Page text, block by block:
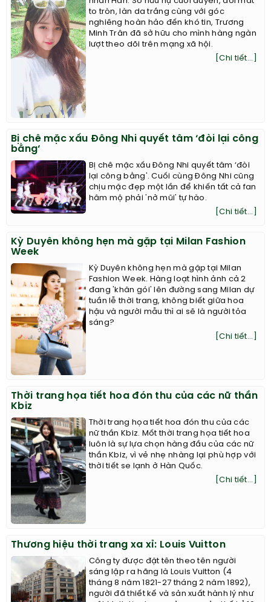
to tròn, làn da trắng cùng với góc
nghiêng hoàn hảo đến khó tin, Trương
Minh Trân đã sở hữu cho mình hàng ngàn
lượt theo dõi trên mạng xã hội.
[Chi tiết...]
Bị chê mặc xấu Đông Nhi quyết tâm ‘đòi lại công
bằng‘
Bị chê mặc xấu Đông Nhi quyết tâm ‘đòi
lại công bằng'. Cuối cùng Đông Nhi cũng
chịu mặc đẹp một lần để khiến tất cả fan
hâm mộ phải 'nở mũi' tự hào.
[Chi tiết...]
Kỳ Duyên không hẹn mà gặp tại Milan Fashion
Week
Kỳ Duyên không hẹn mà gặp tại Milan
Fashion Week. Hàng loạt hình ảnh cả 2
đang 'khăn gói' lên đường sang Milan dự
tuần lễ thời trang, không biết giữa hoa
hậu và người mẫu thì ai sẽ là người tỏa
sáng?
[Chi tiết...]
Thời trang họa tiết hoa đón thu của các nữ thần
Kbiz
Thời trang họa tiết hoa đón thu của các
nữ thần Kbiz. Mốt thời trang họa tiết hoa
luôn là sự lựa chọn hàng đầu của các nữ
thần Kbiz, vì vẻ nhẹ nhàng lại phù hợp với
thời tiết se lạnh ở Hàn Quốc.
[Chi tiết...]
Thương hiệu thời trang xa xỉ: Louis Vuitton
Công ty được đặt tên theo tên người
sáng lập ra hãng là Louis Vuitton (4
tháng 8 năm 1821-27 tháng 2 năm 1892),
người đã thiết kế và sản xuất hành lý như